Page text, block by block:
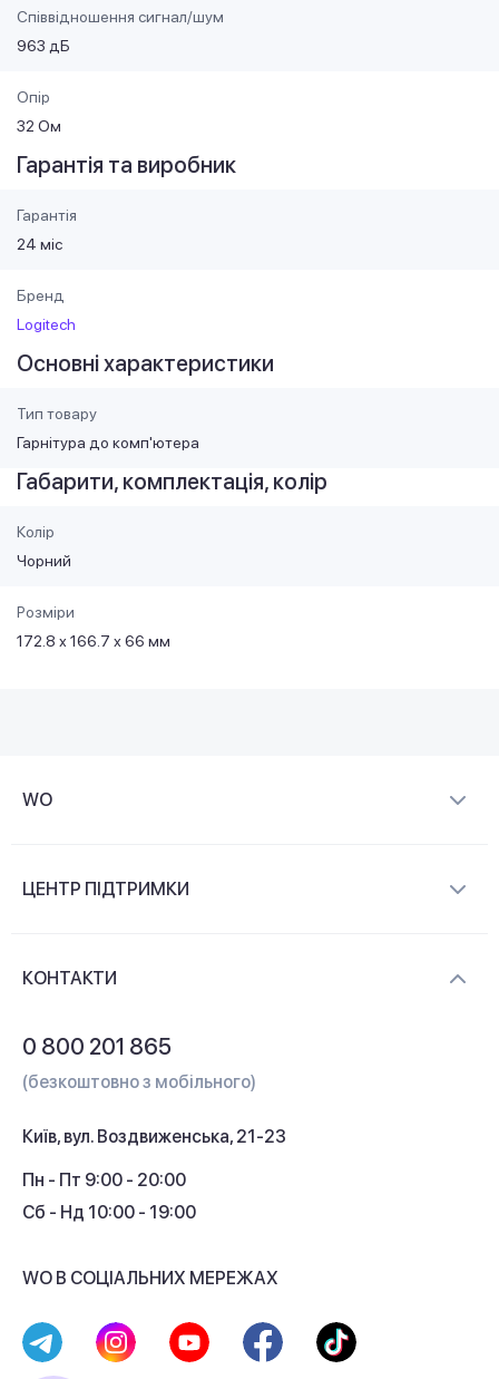
Співвідношення сигнал/шум
963 дБ
Опір
32 Ом
Гарантія та виробник
Гарантія
24 міс
Бренд
Logitech
Основні характеристики
Тип товару
Гарнітура до комп'ютера
Габарити, комплектація, колір
Колір
Чорний
Розміри
172.8 х 166.7 х 66 мм
WO
Контакти
ЦЕНТР ПІДТРИМКИ
Кешбек
КОНТАКТИ
0 800 201 865
(безкоштовно з мобільного)
Київ, вул. Воздвиженська, 21-23
Пн - Пт 9:00 - 20:00
Сб - Нд 10:00 - 19:00
WO В СОЦІАЛЬНИХ МЕРЕЖАХ